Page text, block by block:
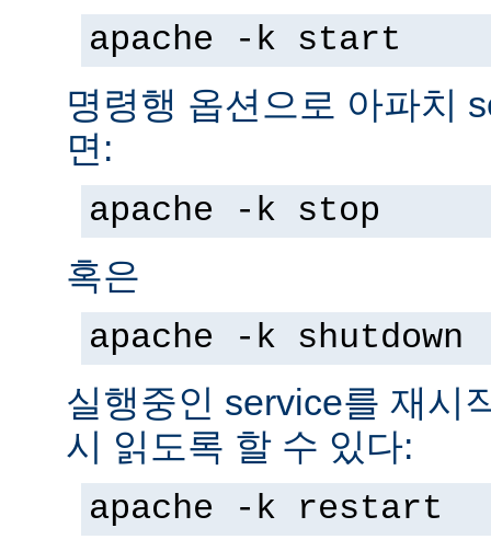
apache -k start
명령행 옵션으로 아파치
면:
apache -k stop
혹은
apache -k shutdown
실행중인 service를 재시
시 읽도록 할 수 있다:
apache -k restart